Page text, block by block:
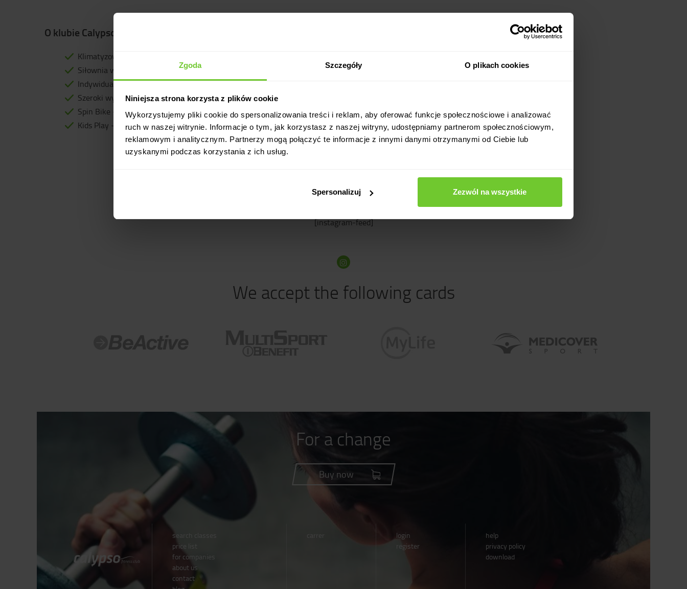
Zgoda Szczegóły O plikach cookies
Niniejsza strona korzysta z plików cookie
Wykorzystujemy pliki cookie do spersonalizowania treści i reklam, aby oferować funkcje społecznościowe i analizować
ruch w naszej witrynie. Informacje o tym, jak korzystasz z naszej witryny, udostępniamy partnerom społecznościowym,
reklamowym i analitycznym. Partnerzy mogą połączyć te informacje z innymi danymi otrzymanymi od Ciebie lub
uzyskanymi podczas korzystania z ich usług.
Spersonalizuj Zezwól na wszystkie
O klubie Calypso Fitness Poznań Avenida
Klimatyzowana, przestronna sala do aerobiku
Siłownia wyposażona w profesjonalny sprzęt siłowy i kardio
Indywidualny program treningowy dopasowany do Twoich oczekiwań
Szeroki wybór zajęć fitness
Spin Bike – zajęcia na rowerach stacjonarnych
Kids Play – mini przedszkole dla dzieci wraz z opieką opiekunki
Club social media
Share your photo with our club. Make sure you tag your photo#calypsofitness
[instagram-feed]
We accept the following cards
For a change
Buy now
search classes
price list
for companies
about us
contact
carrer
login
register
help
privacy policy
download